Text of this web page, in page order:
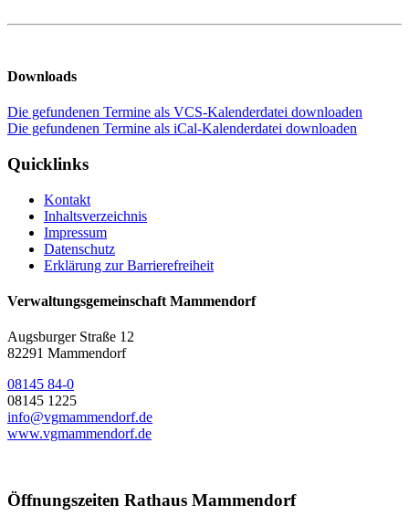
Downloads
Die gefundenen Termine als VCS-Kalenderdatei downloaden
Die gefundenen Termine als iCal-Kalenderdatei downloaden
Quicklinks
Kontakt
Inhaltsverzeichnis
Impressum
Datenschutz
Erklärung zur Barrierefreiheit
Verwaltungsgemeinschaft Mammendorf
Augsburger Straße 12
82291 Mammendorf
08145 84-0
08145 1225
info@vgmammendorf.de
www.vgmammendorf.de
Öffnungszeiten Rathaus Mammendorf